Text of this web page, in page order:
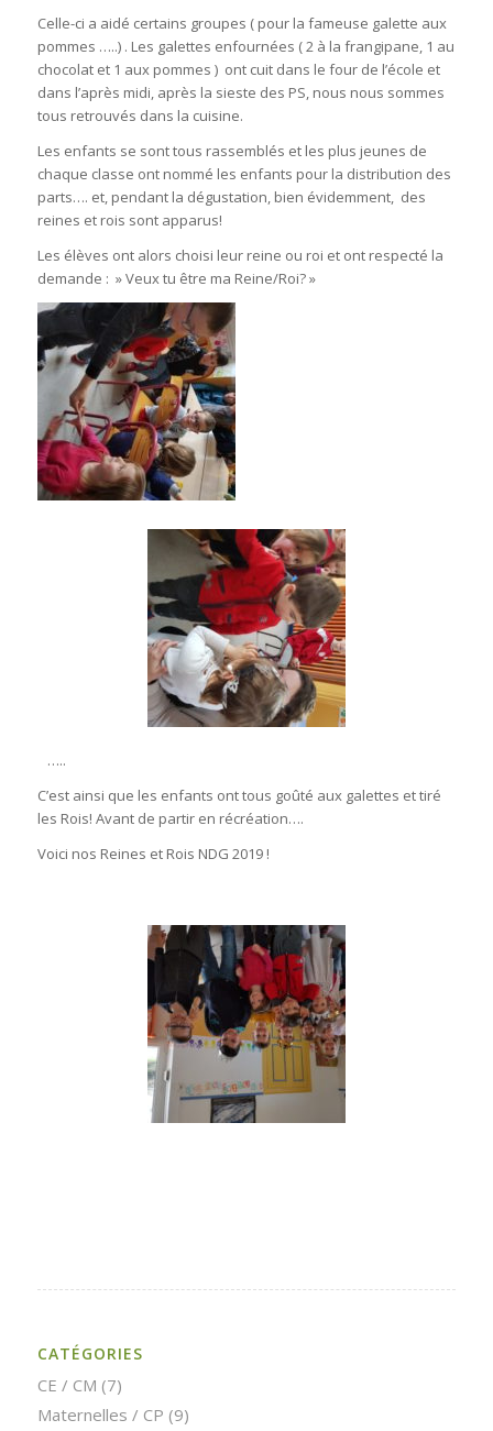
Celle-ci a aidé certains groupes ( pour la fameuse galette aux
pommes …..) . Les galettes enfournées ( 2 à la frangipane, 1 au
chocolat et 1 aux pommes ) ont cuit dans le four de l’école et
dans l’après midi, après la sieste des PS, nous nous sommes
tous retrouvés dans la cuisine.
Les enfants se sont tous rassemblés et les plus jeunes de
chaque classe ont nommé les enfants pour la distribution des
parts…. et, pendant la dégustation, bien évidemment, des
reines et rois sont apparus!
Les élèves ont alors choisi leur reine ou roi et ont respecté la
demande : » Veux tu être ma Reine/Roi? »
…..
C’est ainsi que les enfants ont tous goûté aux galettes et tiré
les Rois! Avant de partir en récréation….
Voici nos Reines et Rois NDG 2019 !
CATÉGORIES
CE / CM (7)
Maternelles / CP (9)